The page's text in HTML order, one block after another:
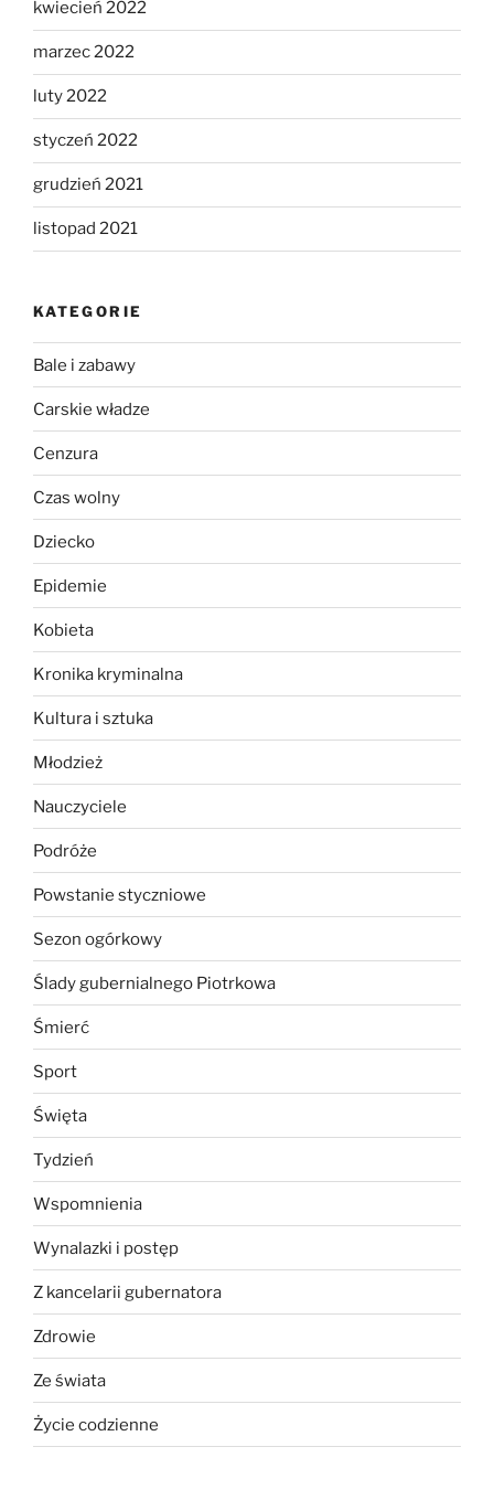
kwiecień 2022
marzec 2022
luty 2022
styczeń 2022
grudzień 2021
listopad 2021
KATEGORIE
Bale i zabawy
Carskie władze
Cenzura
Czas wolny
Dziecko
Epidemie
Kobieta
Kronika kryminalna
Kultura i sztuka
Młodzież
Nauczyciele
Podróże
Powstanie styczniowe
Sezon ogórkowy
Ślady gubernialnego Piotrkowa
Śmierć
Sport
Święta
Tydzień
Wspomnienia
Wynalazki i postęp
Z kancelarii gubernatora
Zdrowie
Ze świata
Życie codzienne